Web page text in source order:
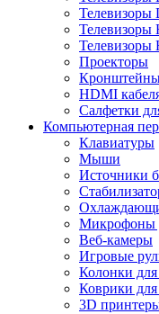
Телевизоры
Телевизоры
Телевизоры
Проекторы
HDMI
Салфетки
Компьютерная
Клавиатуры
Мыши
Источники
Микрофоны
Веб-камеры
Игровые
Колонки
Коврики
3D